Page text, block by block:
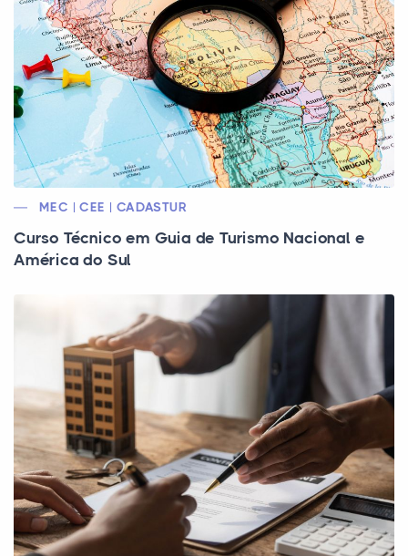
MEC | CEE | CADASTUR
Curso Técnico em Guia de Turismo Nacional e
América do Sul